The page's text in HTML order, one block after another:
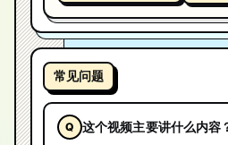
常见问题
这个视频主要讲什么内容